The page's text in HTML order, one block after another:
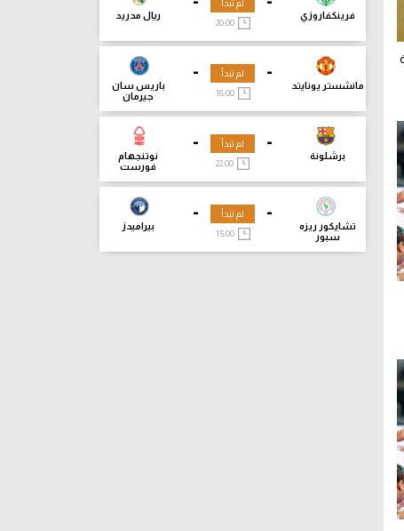
فرينكفاروزي ريال مدريد
لم تبدأ
20:00
-
مانشستر يونايتد
-
باريس سان
جيرمان
لم تبدأ
18:00
-
برشلونة
-
نوتنجهام
فورست
لم تبدأ
-
تشايكور ريزه
سبور
-
بيراميدز
لم تبدأ
15:00